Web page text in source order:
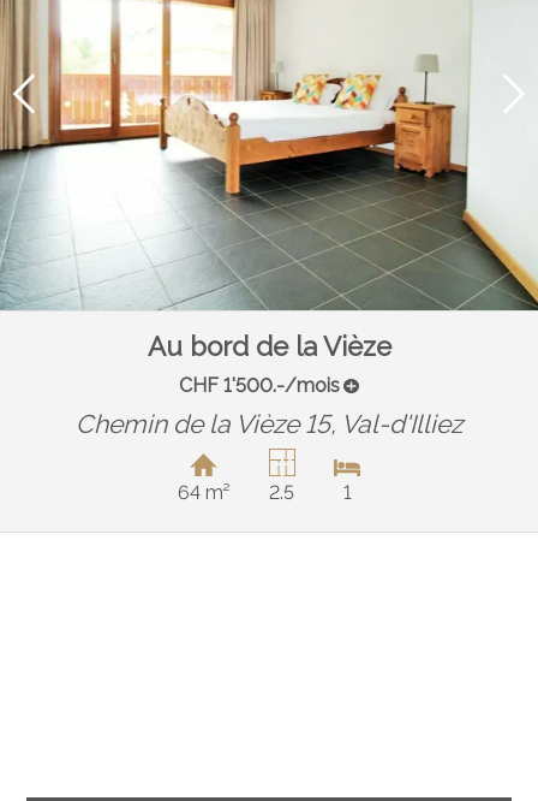
Au bord de la Vièze
CHF 1'500.-/mois
Chemin de la Vièze 15, Val-d'Illiez
64 m² 2.5 1